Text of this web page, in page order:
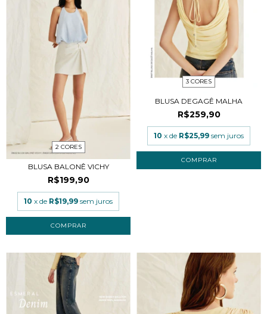
2 CORES
BLUSA BALONÊ VICHY
R$199,90
10 x de R$19,99 sem juros
COMPRAR
3 CORES
BLUSA DEGAGÊ MALHA
R$259,90
10 x de R$25,99 sem juros
COMPRAR